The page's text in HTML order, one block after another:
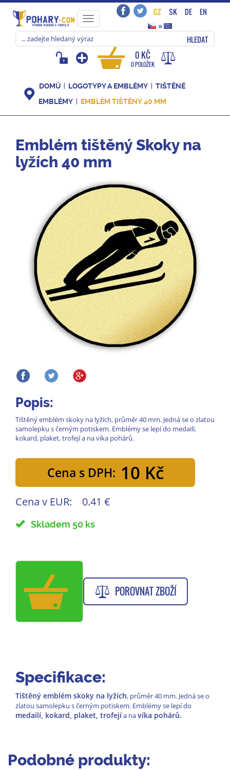
Toggle
navigation
CZ SK DE
EN
»
HLEDAT
0 KČ
0 POLOŽEK
DOMŮ LOGOTYPY A EMBLÉMY
TIŠTĚNÉ
EMBLÉMY
EMBLÉM TIŠTĚNÝ 40 MM
Emblém tištěný Skoky na
lyžích 40 mm
Popis:
Tištěný emblém skoky na lyžích, průměr 40 mm. Jedná se o zlatou
samolepku s černým potiskem. Emblémy se lepí do medailí,
kokard, plaket, trofejí a na víka pohárů.
Cena s DPH: 10 Kč
Cena v EUR: 0.41 €
Skladem 50 ks
POROVNAT ZBOŽÍ
Specifikace:
Tištěný emblém skoky na lyžích, průměr 40 mm. Jedná se o
zlatou samolepku s černým potiskem. Emblémy se lepí do
medailí, kokard, plaket, trofejía navíka pohárů.
Podobné produkty: